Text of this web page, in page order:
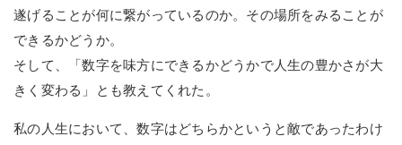
遂げることが何に繋がっているのか。その場所をみることが
できるかどうか。
そして、「数字を味方にできるかどうかで人生の豊かさが大
きく変わる」とも教えてくれた。
私の人生において、数字はどちらかというと敵であったわけ